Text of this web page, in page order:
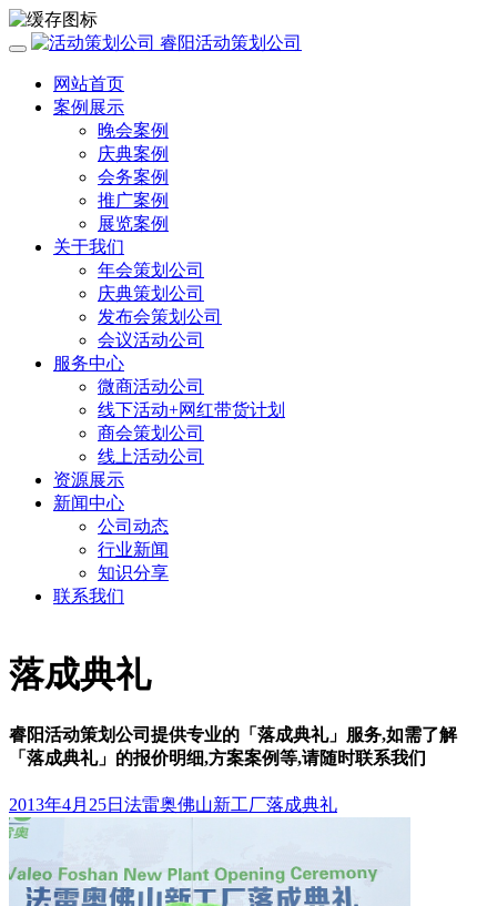
睿阳活动策划公司
网站首页
案例展示
晚会案例
庆典案例
会务案例
推广案例
展览案例
关于我们
年会策划公司
庆典策划公司
发布会策划公司
会议活动公司
服务中心
微商活动公司
线下活动+网红带货计划
商会策划公司
线上活动公司
资源展示
新闻中心
公司动态
行业新闻
知识分享
联系我们
落成典礼
睿阳活动策划公司提供专业的「落成典礼」服务,如需了解
「落成典礼」的报价明细,方案案例等,请随时联系我们
2013年4月25日法雷奥佛山新工厂落成典礼